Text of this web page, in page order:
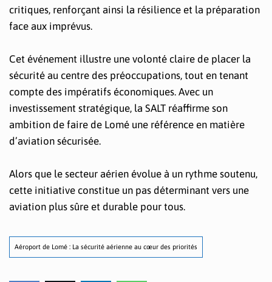
critiques, renforçant ainsi la résilience et la préparation
face aux imprévus.
Cet événement illustre une volonté claire de placer la
sécurité au centre des préoccupations, tout en tenant
compte des impératifs économiques. Avec un
investissement stratégique, la SALT réaffirme son
ambition de faire de Lomé une référence en matière
d’aviation sécurisée.
Alors que le secteur aérien évolue à un rythme soutenu,
cette initiative constitue un pas déterminant vers une
aviation plus sûre et durable pour tous.
Aéroport de Lomé : La sécurité aérienne au cœur des priorités